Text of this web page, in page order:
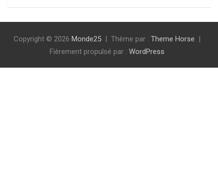
Copyright © 2026 Monde25 Thème par : Theme Horse
Fièrement propulsé par : WordPress